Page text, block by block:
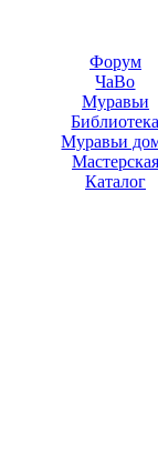
Форум
ЧаВо
Муравьи
Муравьи
Мастерская
Каталог